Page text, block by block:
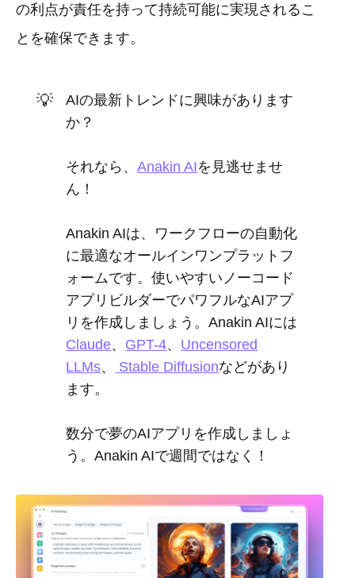
の利点が責任を持って持続可能に実現されるこ
とを確保できます。
💡
AIの最新トレンドに興味があります
か？
それなら、Anakin AIを見逃せませ
ん！
Anakin AIは、ワークフローの自動化
に最適なオールインワンプラットフ
ォームです。使いやすいノーコード
アプリビルダーでパワフルなAIアプ
リを作成しましょう。Anakin AIには
Claude、 GPT-4、 Uncensored
LLMs、 Stable Diffusionなどがあり
ます。
数分で夢のAIアプリを作成しましょ
う。Anakin AIで週間ではなく！